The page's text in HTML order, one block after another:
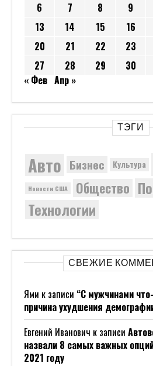
6
7 8 9
13
14 15 16
20
21 22 23
27
28 29 30
« Фев Апр »
ТЭГИ
Авто Бизнес Культура
Новости США Общество
Технологии
СВЕЖИЕ
Ями к записи “С мужчинами
причина ухудшения
Евгений Иванович к записи
назвали 8 самых важных
2021 году